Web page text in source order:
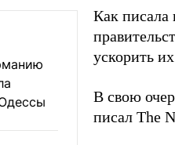
Как
ускорить
В свою
писал The